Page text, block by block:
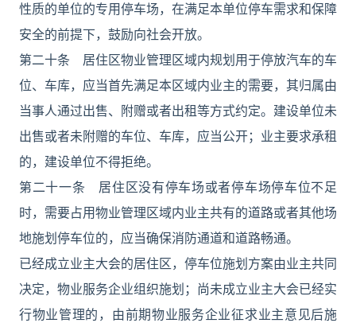
性质的单位的专用停车场，在满足本单位停车需求和保障
安全的前提下，鼓励向社会开放。
第二十条 居住区物业管理区域内规划用于停放汽车的车
位、车库，应当首先满足本区域内业主的需要，其归属由
当事人通过出售、附赠或者出租等方式约定。建设单位未
出售或者未附赠的车位、车库，应当公开；业主要求承租
的，建设单位不得拒绝。
第二十一条 居住区没有停车场或者停车场停车位不足
时，需要占用物业管理区域内业主共有的道路或者其他场
地施划停车位的，应当确保消防通道和道路畅通。
已经成立业主大会的居住区，停车位施划方案由业主共同
决定，物业服务企业组织施划；尚未成立业主大会已经实
行物业管理的，由前期物业服务企业征求业主意见后施